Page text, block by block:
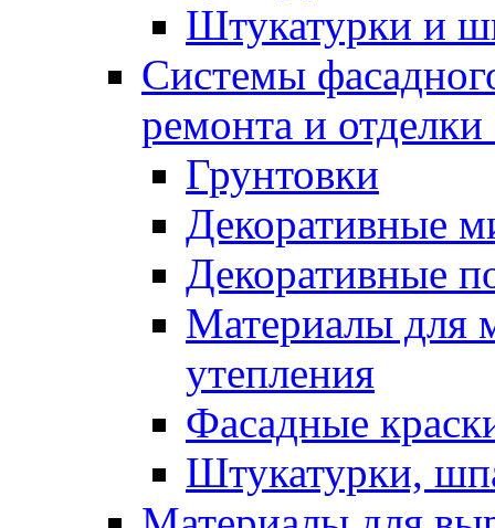
Штукатурки и
Системы
ремонта и отделки
Грунтовки
Декоративные
Декоративные
Материалы для
утепления
Фасадные
Штукатурки,